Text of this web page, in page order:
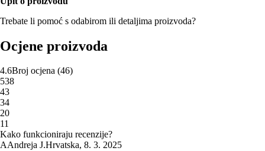
Trebate li pomoć s odabirom ili detaljima proizvoda?
Ocjene proizvoda
4.6Broj ocjena (46)
538
43
34
20
11
Kako funkcioniraju recenzije?
AAndreja J.Hrvatska, 8. 3. 2025